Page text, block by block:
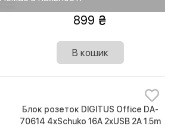
899
В кошик
Блок розеток DIGITUS Office DA-
70614 4xSchuko 16A 2xUSB 2A 1.5m